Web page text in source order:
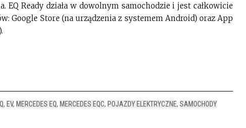
EQ Ready działa w dowolnym samochodzie i jest całkowicie
Google Store (na urządzenia z systemem Android) oraz App
, EV, MERCEDES EQ, MERCEDES EQC, POJAZDY ELEKTRYCZNE, SAMOCHODY